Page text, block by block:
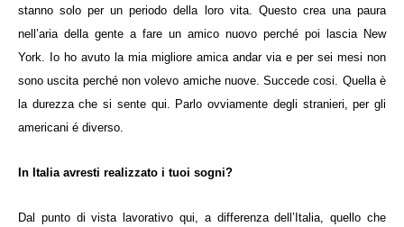
stanno solo per un periodo della loro vita. Questo crea una paura
nell’aria della gente a fare un amico nuovo perché poi lascia New
York. Io ho avuto la mia migliore amica andar via e per sei mesi non
sono uscita perché non volevo amiche nuove. Succede cosi. Quella è
la durezza che si sente qui. Parlo ovviamente degli stranieri, per gli
americani é diverso.
In Italia avresti realizzato i tuoi sogni?
Dal punto di vista lavorativo qui, a differenza dell’Italia, quello che